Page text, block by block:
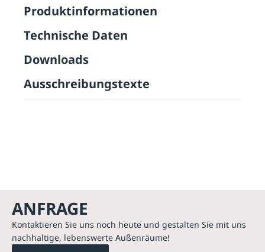
Produktinformationen
Technische Daten
Downloads
Ausschreibungstexte
ANFRAGE
Kontaktieren Sie uns noch heute und gestalten Sie mit uns
nachhaltige, lebenswerte Außenräume!